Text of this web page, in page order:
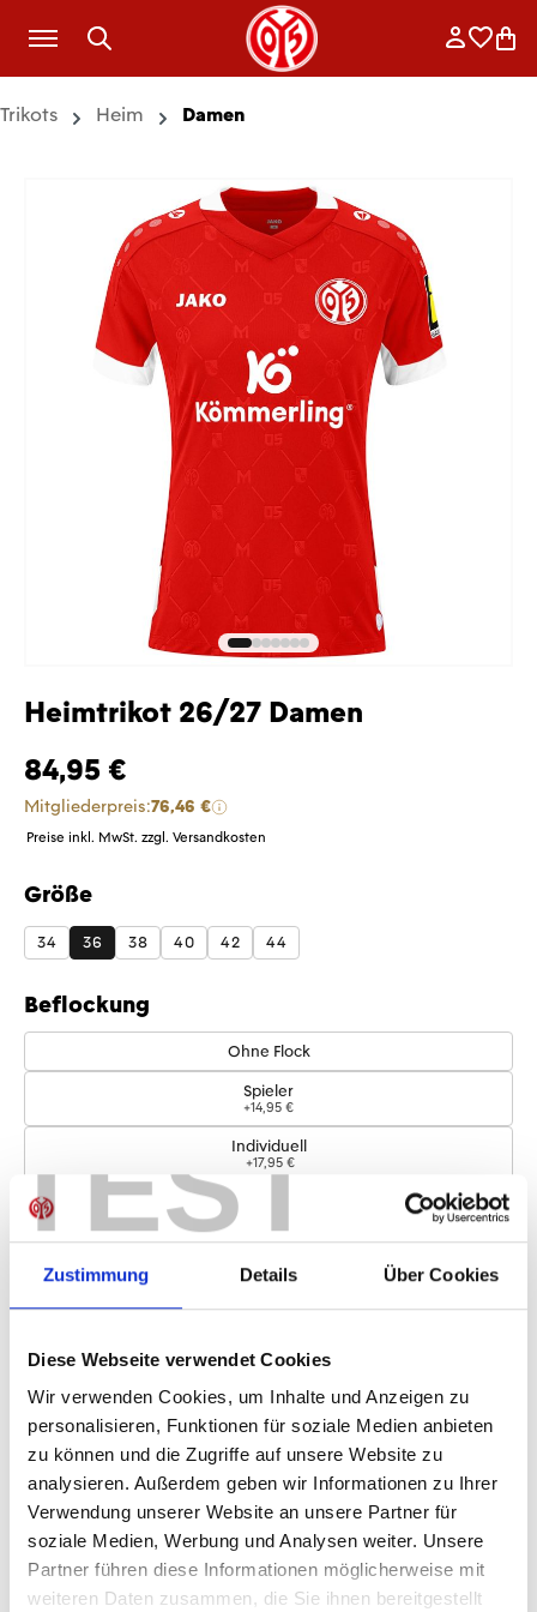
TEST
Zustimmung Details Über Cookies
Diese Webseite verwendet Cookies
Wir verwenden Cookies, um Inhalte und Anzeigen zu
personalisieren, Funktionen für soziale Medien anbieten
zu können und die Zugriffe auf unsere Website zu
analysieren. Außerdem geben wir Informationen zu Ihrer
Verwendung unserer Website an unsere Partner für
soziale Medien, Werbung und Analysen weiter. Unsere
Partner führen diese Informationen möglicherweise mit
weiteren Daten zusammen, die Sie ihnen bereitgestellt
Zum Hauptinhalt springen
Trikots Heim Damen
Heimtrikot 26/27 Damen
84,95 €
Mitgliederpreis:76,46 €
Preise inkl. MwSt. zzgl. Versandkosten
Größe
auswählen
34 36 38 40 42 44
Beflockung
Ohne Flock
Spieler
+14,95 €
Individuell
+17,95 €
Logos
Bundesliga-Logo
+4,95 €
IN DEN WARENKORB